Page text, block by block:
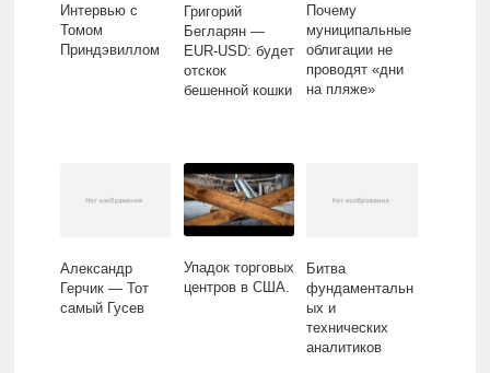
Интервью с
Томом
Приндэвиллом
Григорий
Бегларян —
EUR-USD: будет
отскок
бешенной кошки
Почему
муниципальные
облигации не
проводят «дни
на пляже»
Александр
Герчик — Тот
самый Гусев
Упадок торговых
центров в США.
Битва
фундаментальн
ых и
технических
аналитиков